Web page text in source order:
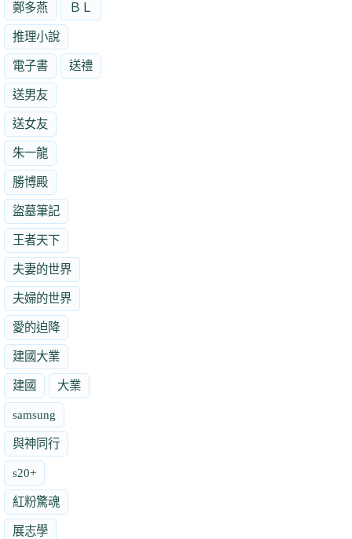
鄭多燕 ＢＬ
推理小說
電子書 送禮
送男友
送女友
朱一龍
勝博殿
盜墓筆記
王者天下
夫妻的世界
夫婦的世界
愛的迫降
建國大業
建國 大業
samsung
與神同行
s20+
紅粉驚魂
展志學